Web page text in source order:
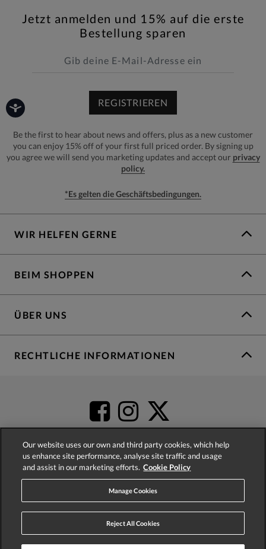
Jetzt anmelden und 15% auf die erste
Bestellung sparen
REGISTRIEREN
Be the first to hear about news and offers, plus as a new customer
you can enjoy 15% off of your first full priced order. By signing up
you agree we will send you marketing updates and accept our privacy
policy.
*Es gelten die Geschäftsbedingungen.
WIR HELFEN GERNE
BEIM SHOPPEN
ÜBER UNS
RECHTLICHE INFORMATIONEN
4.2based on
Our website uses our own and third party cookies, which help
us enhance site performance, analyse site traffic and usage
and assist in our marketing efforts. Cookie Policy
Manage Cookies
Reject All Cookies